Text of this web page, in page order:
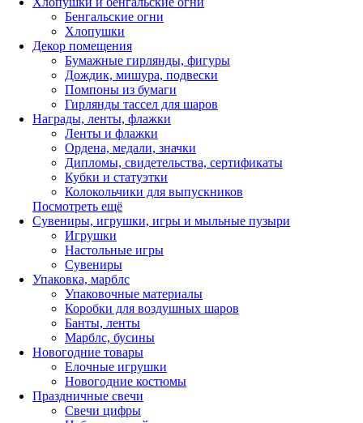
Бенгальские огни
Хлопушки
Декор помещения
Бумажные гирлянды, фигуры
Дождик, мишура, подвески
Помпоны из бумаги
Гирлянды тассел для шаров
Награды, ленты, флажки
Ленты и флажки
Ордена, медали, значки
Дипломы, свидетельства, сертификаты
Кубки и статуэтки
Колокольчики для выпускников
Посмотреть ещё
Сувениры, игрушки, игры и мыльные пузыри
Игрушки
Настольные игры
Сувениры
Упаковка, марблс
Упаковочные материалы
Коробки для воздушных шаров
Банты, ленты
Марблс, бусины
Новогодние товары
Елочные игрушки
Новогодние костюмы
Праздничные свечи
Свечи цифры